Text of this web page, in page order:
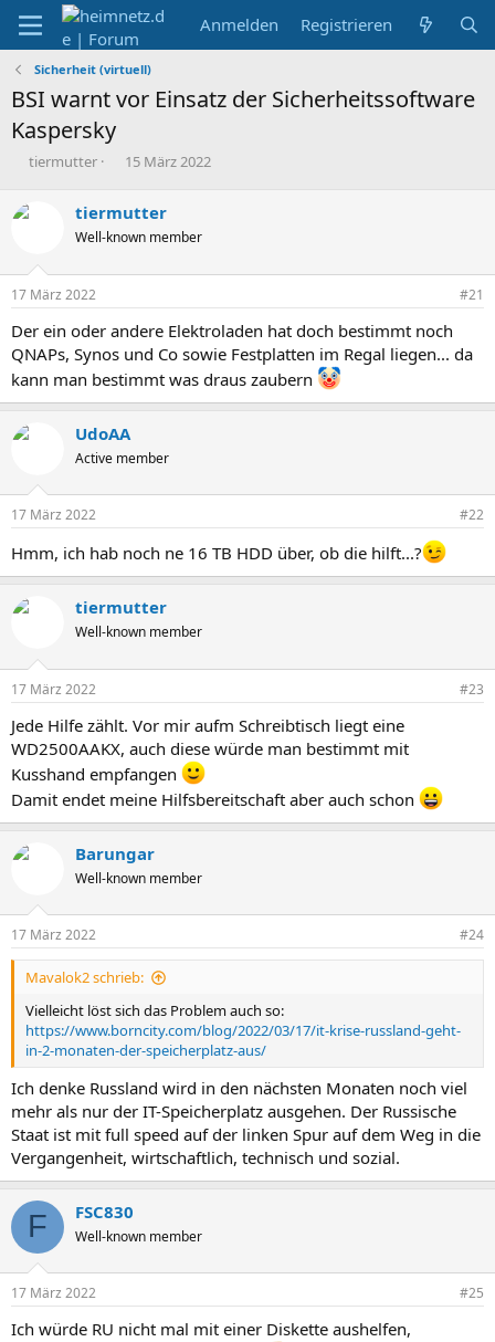
Anmelden Registrieren
Sicherheit (virtuell)
BSI warnt vor Einsatz der Sicherheitssoftware
Kaspersky
E
t
l
e
tiermutter
E
t
e
l
m
15 März 2022
tiermutter
Well-known member
17 März 2022 #21
Der ein oder andere Elektroladen hat doch bestimmt noch
QNAPs, Synos und Co sowie Festplatten im Regal liegen... da
kann man bestimmt was draus zaubern
UdoAA
Active member
17 März 2022 #22
Hmm, ich hab noch ne 16 TB HDD über, ob die hilft...?
tiermutter
Well-known member
17 März 2022 #23
Jede Hilfe zählt. Vor mir aufm Schreibtisch liegt eine
WD2500AAKX, auch diese würde man bestimmt mit
Kusshand empfangen
Damit endet meine Hilfsbereitschaft aber auch schon
Barungar
Well-known member
17 März 2022 #24
Mavalok2 schrieb:
Vielleicht löst sich das Problem auch so:
https://www.borncity.com/blog/2022/03/17/it-krise-russland-geht-
in-2-monaten-der-speicherplatz-aus/
Ich denke Russland wird in den nächsten Monaten noch viel
mehr als nur der IT-Speicherplatz ausgehen. Der Russische
Staat ist mit full speed auf der linken Spur auf dem Weg in die
Vergangenheit, wirtschaftlich, technisch und sozial.
F FSC830
Well-known member
17 März 2022 #25
Ich würde RU nicht mal mit einer Diskette aushelfen,